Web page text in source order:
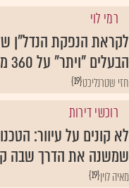
רמי לוי
לקראת הנפקת הנדל"ן
הבעלים "ויתר" על 360 מיליון שקל
{19}חזי שטרנליכט
רוכשי דירות
לא קונים על עיוור:
שמשנה את הדרך שבה
{19}מאיה לוין